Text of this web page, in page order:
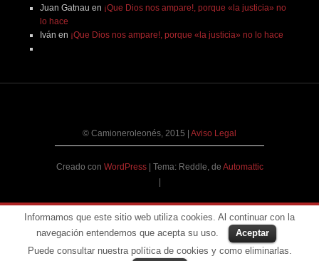
Juan Gatnau en ¡Que Dios nos ampare!, porque «la justicia» no
lo hace
Iván en ¡Que Dios nos ampare!, porque «la justicia» no lo hace
© Camioneroleonés, 2015 Aviso Legal
Creado con WordPress Tema: Reddle, de Automattic
Informamos que este sitio web utiliza cookies. Al continuar con la
navegación entendemos que acepta su uso.
Aceptar
Puede consultar nuestra política de cookies y como eliminarlas.